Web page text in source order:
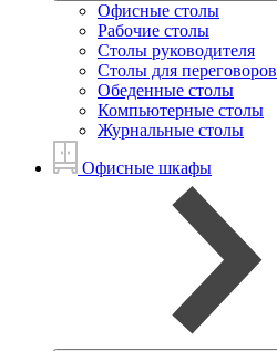
Офисные столы
Рабочие столы
Столы руководителя
Столы для переговоров
Обеденные столы
Компьютерные столы
Журнальные столы
Офисные шкафы